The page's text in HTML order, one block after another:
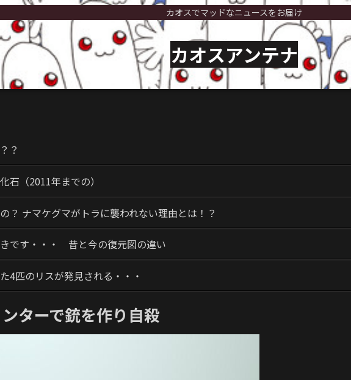
カオスでマッドなニュースをお届け
カオスアンテナ
？
石（2011年までの）
？ ナマケグマがトラに襲われない理由とは！？
です・・・ 昔と今の復元図の違い
4匹のリスが発見される・・・
ターで銃を作り自殺